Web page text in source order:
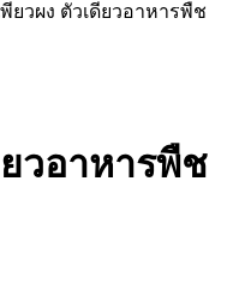
ยวผง ตัวเดียวอาหารพืช
วอาหารพืช